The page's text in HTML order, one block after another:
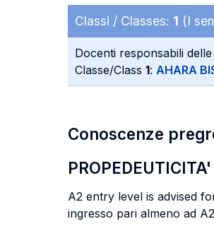
Classi / Classes: 1 (I
Docenti responsabili
Classe/Class 1: AHARA
Conoscenze
A2 entry level is advised
ingresso pari almeno ad